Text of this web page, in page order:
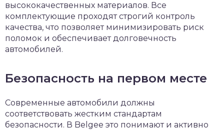
высококачественных материалов. Все
комплектующие проходят строгий контроль
качества, что позволяет минимизировать риск
поломок и обеспечивает долговечность
автомобилей.
Безопасность на первом месте
Современные автомобили должны
соответствовать жестким стандартам
безопасности. В Belgee это понимают и активно